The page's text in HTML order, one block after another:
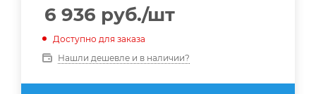
6 936 руб./шт
Доступно для заказа
Нашли дешевле и в наличии?